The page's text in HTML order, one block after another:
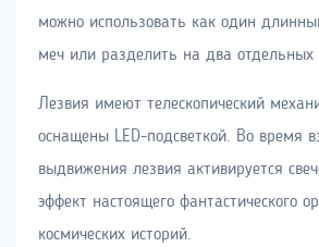
можно использовать как один
меч или разделить на два отдельных
Лезвия имеют телескопический
оснащены LED-подсветкой. Во время
выдвижения лезвия активируется
эффект настоящего фантастического
космических историй.